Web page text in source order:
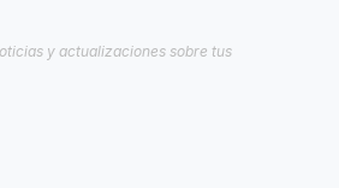
y actualizaciones sobre tus